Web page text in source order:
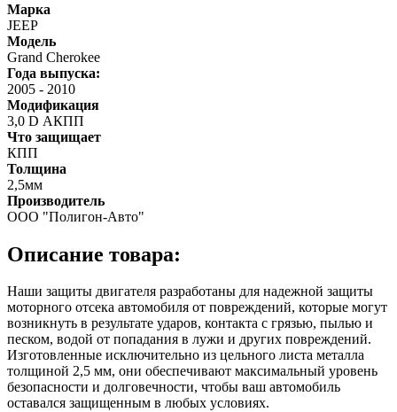
Марка
JEEP
Модель
Grand Cherokee
Года выпуска:
2005 - 2010
Модификация
3,0 D АКПП
Что защищает
КПП
Толщина
2,5мм
Производитель
ООО "Полигон-Авто"
Описание товара:
Наши защиты двигателя разработаны для надежной защиты
моторного отсека автомобиля от повреждений, которые могут
возникнуть в результате ударов, контакта с грязью, пылью и
песком, водой от попадания в лужи и других повреждений.
Изготовленные исключительно из цельного листа металла
толщиной 2,5 мм, они обеспечивают максимальный уровень
безопасности и долговечности, чтобы ваш автомобиль
оставался защищенным в любых условиях.